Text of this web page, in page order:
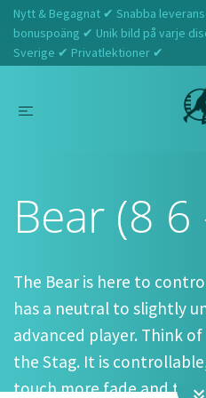
Nytt & Begagnat ✔ Snabba
bonuspoäng ✔ Unik bild på varje
Sverige ✔ Privatlektioner ✔
Bear (8
The Bear is here to
has a neutral to slightly
advanced player. Think
the Stag. It is
touch more fade and